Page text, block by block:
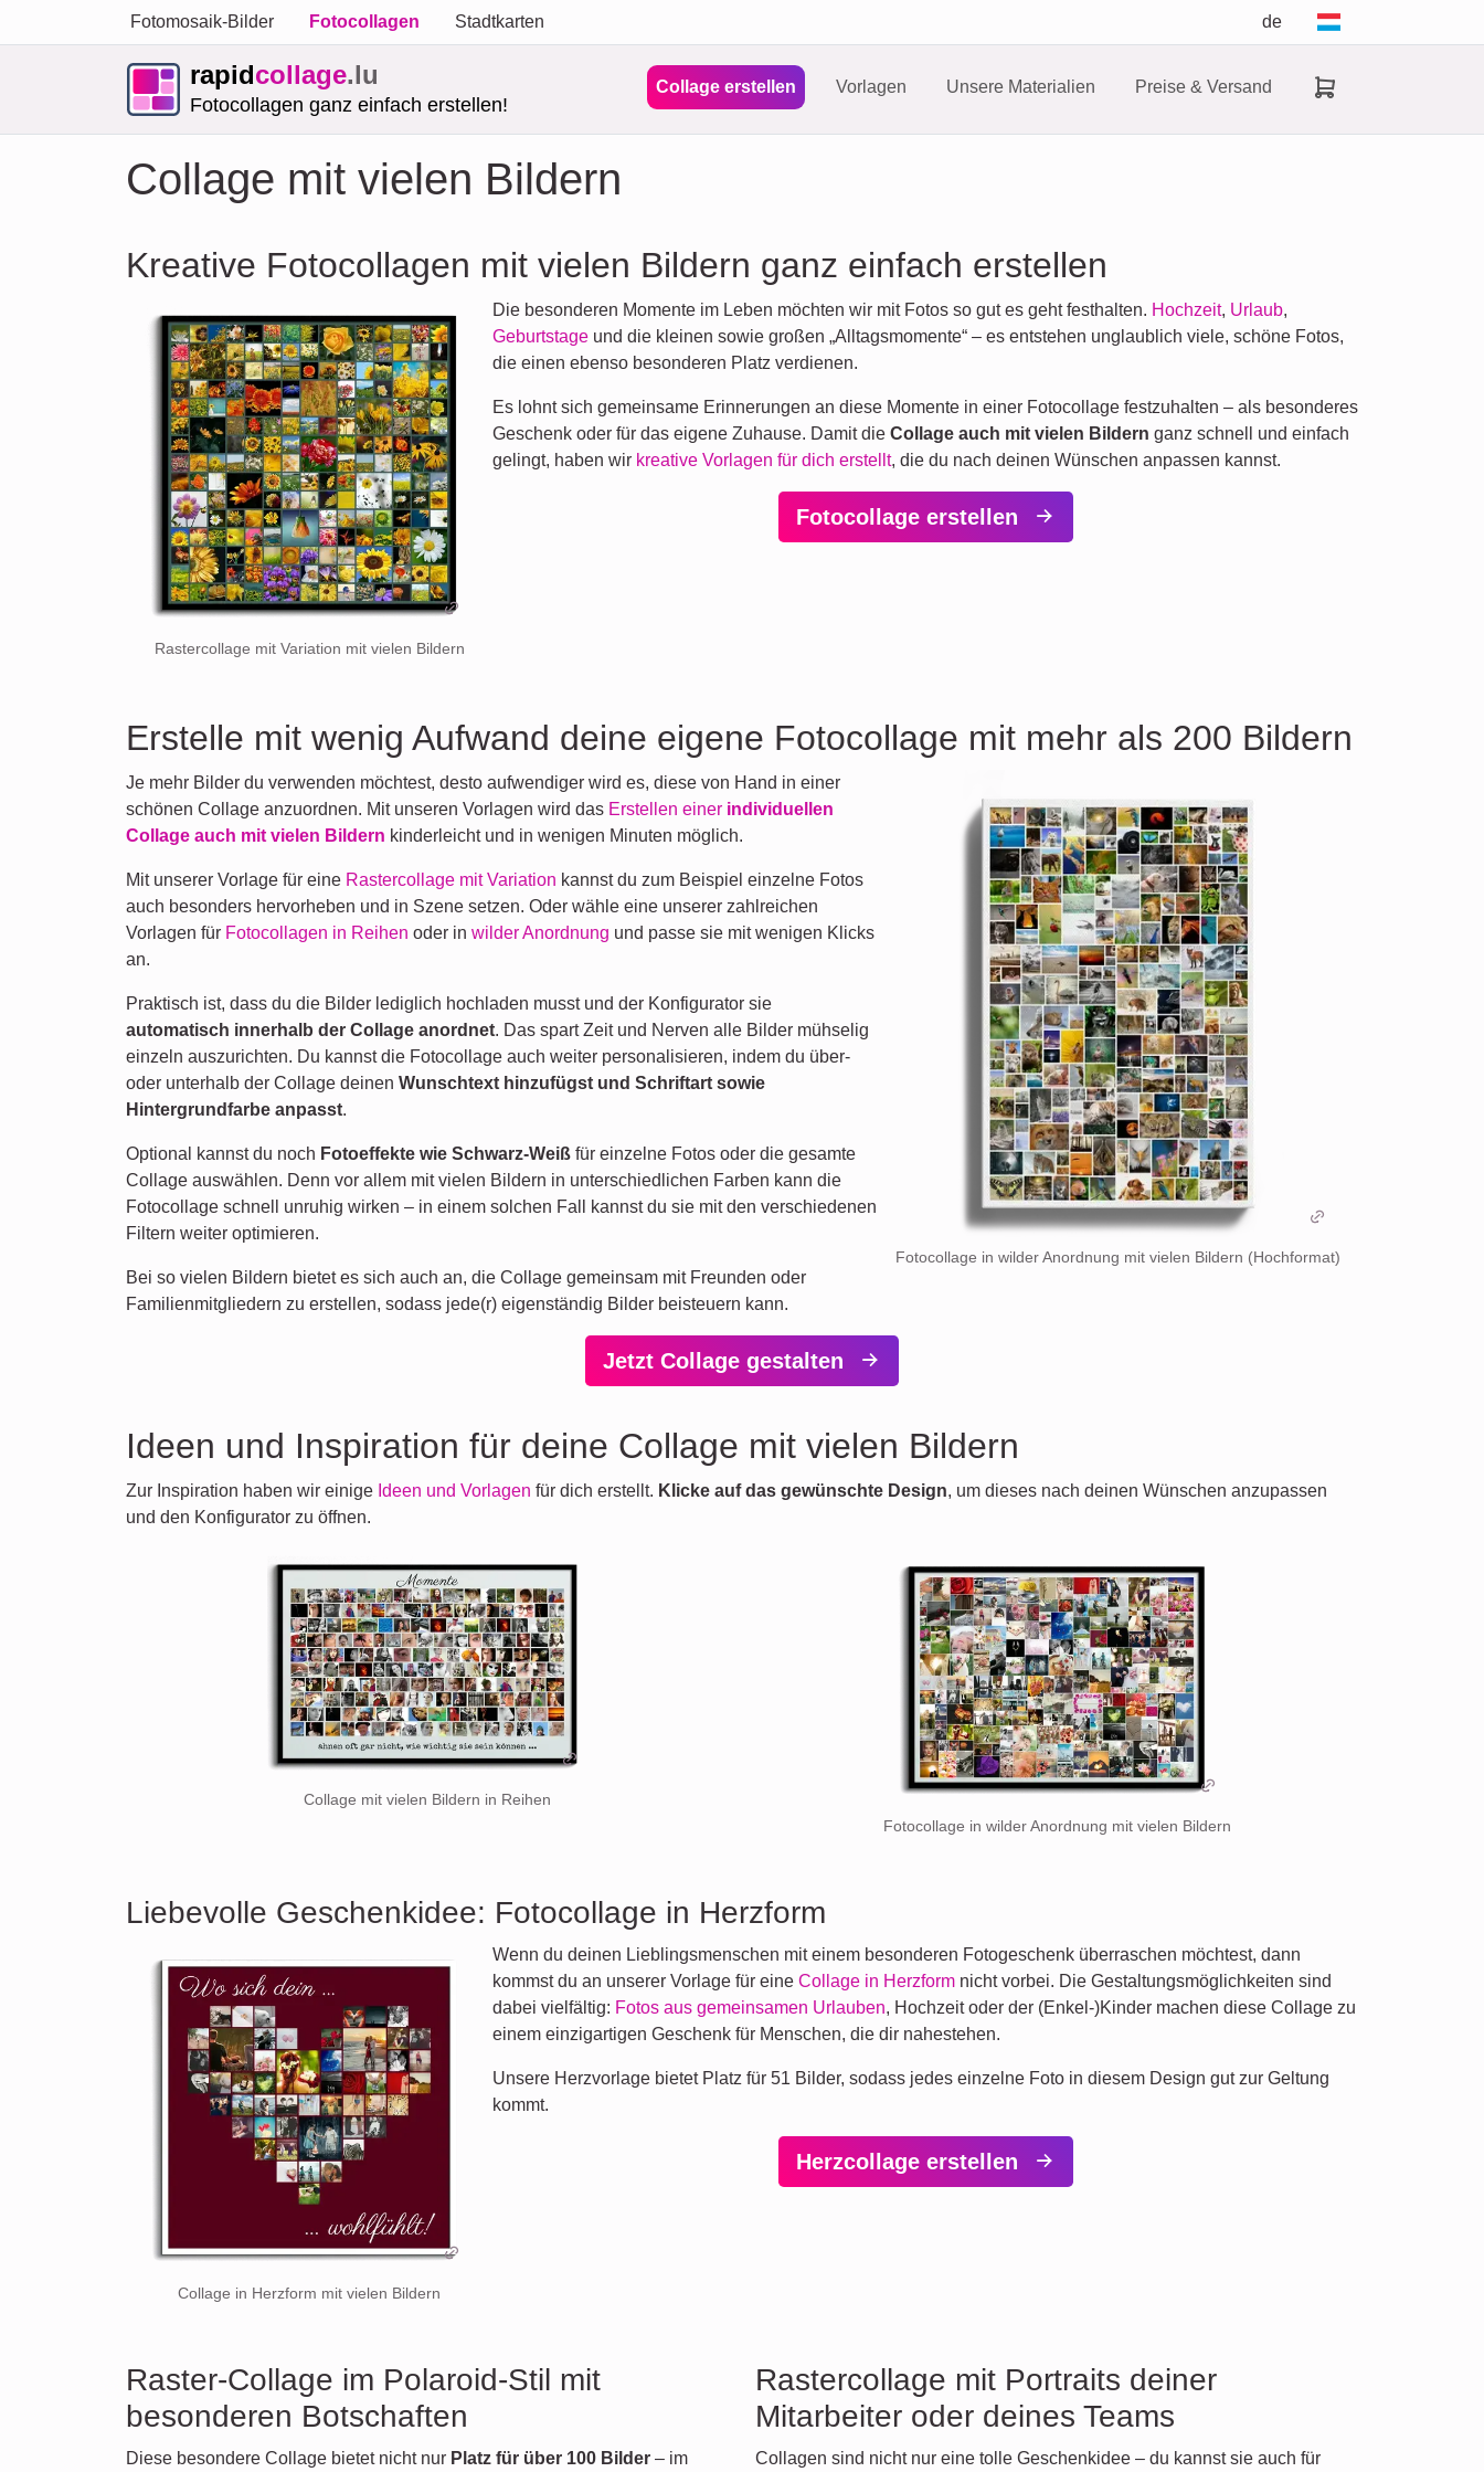
Fotomosaik-Bilder Fotocollagen Stadtkarten de
rapidcollage.lu
Fotocollagen ganz einfach erstellen!
Collage erstellen Vorlagen Unsere Materialien Preise & Versand
Collage mit vielen Bildern
Kreative Fotocollagen mit vielen Bildern ganz einfach erstellen
Rastercollage mit Variation mit vielen Bildern
Die besonderen Momente im Leben möchten wir mit Fotos so gut es geht festhalten. Hochzeit, Urlaub,
Geburtstage und die kleinen sowie großen „Alltagsmomente“ – es entstehen unglaublich viele, schöne Fotos,
die einen ebenso besonderen Platz verdienen.
Es lohnt sich gemeinsame Erinnerungen an diese Momente in einer Fotocollage festzuhalten – als besonderes
Geschenk oder für das eigene Zuhause. Damit die Collage auch mit vielen Bildern ganz schnell und einfach
gelingt, haben wir kreative Vorlagen für dich erstellt, die du nach deinen Wünschen anpassen kannst.
Fotocollage erstellen
Erstelle mit wenig Aufwand deine eigene Fotocollage mit mehr als 200 Bildern
Fotocollage in wilder Anordnung mit vielen Bildern (Hochformat)
Je mehr Bilder du verwenden möchtest, desto aufwendiger wird es, diese von Hand in einer
schönen Collage anzuordnen. Mit unseren Vorlagen wird das Erstellen einer individuellen
Collage auch mit vielen Bildern kinderleicht und in wenigen Minuten möglich.
Mit unserer Vorlage für eine Rastercollage mit Variation kannst du zum Beispiel einzelne Fotos
auch besonders hervorheben und in Szene setzen. Oder wähle eine unserer zahlreichen
Vorlagen für Fotocollagen in Reihen oder in wilder Anordnung und passe sie mit wenigen Klicks
an.
Praktisch ist, dass du die Bilder lediglich hochladen musst und der Konfigurator sie
automatisch innerhalb der Collage anordnet. Das spart Zeit und Nerven alle Bilder mühselig
einzeln auszurichten. Du kannst die Fotocollage auch weiter personalisieren, indem du über-
oder unterhalb der Collage deinen Wunschtext hinzufügst und Schriftart sowie
Hintergrundfarbe anpasst.
Optional kannst du noch Fotoeffekte wie Schwarz-Weiß für einzelne Fotos oder die gesamte
Collage auswählen. Denn vor allem mit vielen Bildern in unterschiedlichen Farben kann die
Fotocollage schnell unruhig wirken – in einem solchen Fall kannst du sie mit den verschiedenen
Filtern weiter optimieren.
Bei so vielen Bildern bietet es sich auch an, die Collage gemeinsam mit Freunden oder
Familienmitgliedern zu erstellen, sodass jede(r) eigenständig Bilder beisteuern kann.
Jetzt Collage gestalten
Ideen und Inspiration für deine Collage mit vielen Bildern
Zur Inspiration haben wir einige Ideen und Vorlagen für dich erstellt. Klicke auf das gewünschte Design, um dieses nach deinen Wünschen anzupassen
und den Konfigurator zu öffnen.
Collage mit vielen Bildern in Reihen
Fotocollage in wilder Anordnung mit vielen Bildern
Liebevolle Geschenkidee: Fotocollage in Herzform
Collage in Herzform mit vielen Bildern
Wenn du deinen Lieblingsmenschen mit einem besonderen Fotogeschenk überraschen möchtest, dann
kommst du an unserer Vorlage für eine Collage in Herzform nicht vorbei. Die Gestaltungsmöglichkeiten sind
dabei vielfältig: Fotos aus gemeinsamen Urlauben, Hochzeit oder der (Enkel-)Kinder machen diese Collage zu
einem einzigartigen Geschenk für Menschen, die dir nahestehen.
Unsere Herzvorlage bietet Platz für 51 Bilder, sodass jedes einzelne Foto in diesem Design gut zur Geltung
kommt.
Herzcollage erstellen
Raster-Collage im Polaroid-Stil mit
besonderen Botschaften
Diese besondere Collage bietet nicht nur Platz für über 100 Bilder – im
Rastercollage mit Portraits deiner
Mitarbeiter oder deines Teams
Collagen sind nicht nur eine tolle Geschenkidee – du kannst sie auch für